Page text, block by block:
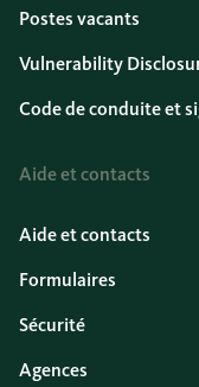
Postes vacants
Vulnerability
Code de conduite et
Aide et contacts
Aide et contacts
Formulaires
Sécurité
Agences